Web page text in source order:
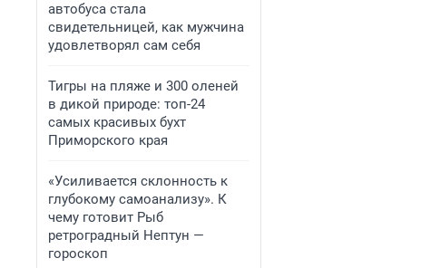
автобуса стала
свидетельницей, как мужчина
удовлетворял сам себя
Тигры на пляже и 300 оленей
в дикой природе: топ-24
самых красивых бухт
Приморского края
«Усиливается склонность к
глубокому самоанализу». К
чему готовит Рыб
ретроградный Нептун —
гороскоп